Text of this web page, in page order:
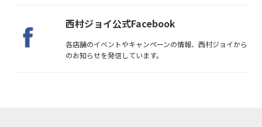
西村ジョイ公式Facebook
各店舗のイベントやキャンペーンの情報、西村ジョイから
のお知らせを発信しています。